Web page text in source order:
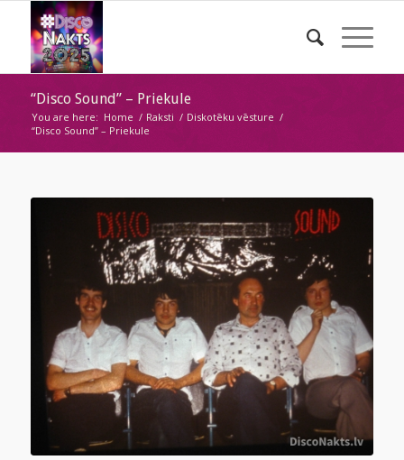
“Disco Sound” – Priekule
You are here: Home / Raksti / Diskotēku vēsture /
“Disco Sound” – Priekule